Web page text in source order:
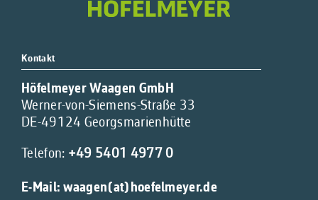
Kontakt
Höfelmeyer Waagen GmbH
Werner-von-Siemens-Straße 33
DE-49124 Georgsmarienhütte
Telefon: +49 5401 4977 0
E-Mail:waagen(at)hoefelmeyer.de